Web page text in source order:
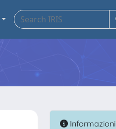
Informazioni